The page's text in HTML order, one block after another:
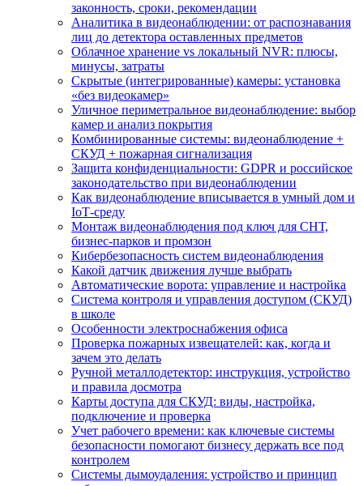
законность, сроки, рекомендации
Аналитика в видеонаблюдении: от распознавания
лиц до детектора оставленных предметов
Облачное хранение vs локальный NVR: плюсы,
минусы, затраты
Скрытые (интегрированные) камеры: установка
«без видеокамер»
Уличное периметральное видеонаблюдение: выбор
камер и анализ покрытия
Комбинированные системы: видеонаблюдение +
СКУД + пожарная сигнализация
Защита конфиденциальности: GDPR и российское
законодательство при видеонаблюдении
Как видеонаблюдение вписывается в умный дом и
IoT‑среду
Монтаж видеонаблюдения под ключ для СНТ,
бизнес‑парков и промзон
Кибербезопасность систем видеонаблюдения
Какой датчик движения лучше выбрать
Автоматические ворота: управление и настройка
Система контроля и управления доступом (СКУД)
в школе
Особенности электроснабжения офиса
Проверка пожарных извещателей: как, когда и
зачем это делать
Ручной металлодетектор: инструкция, устройство
и правила досмотра
Карты доступа для СКУД: виды, настройка,
подключение и проверка
Учет рабочего времени: как ключевые системы
безопасности помогают бизнесу держать все под
контролем
Системы дымоудаления: устройство и принцип